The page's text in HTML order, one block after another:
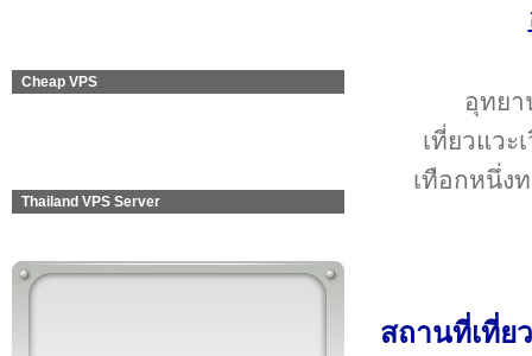
Cheap VPS
Thailand VPS Server
อุทยา
เที่ยวแวะ
เทือกหนึ่ง
สถานที่เที่ย